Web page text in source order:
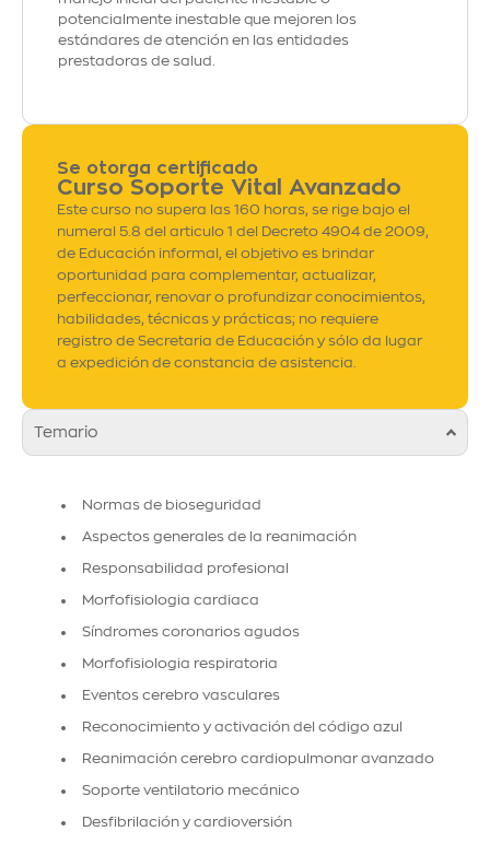
potencialmente inestable que mejoren los
estándares de atención en las entidades
prestadoras de salud.
Se otorga certificado
Curso Soporte Vital Avanzado
Este curso no supera las 160 horas, se rige bajo el
numeral 5.8 del articulo 1 del Decreto 4904 de 2009,
de Educación informal, el objetivo es brindar
oportunidad para complementar, actualizar,
perfeccionar, renovar o profundizar conocimientos,
habilidades, técnicas y prácticas; no requiere
registro de Secretaria de Educación y sólo da lugar
a expedición de constancia de asistencia.
Temario
Normas de bioseguridad
Aspectos generales de la reanimación
Responsabilidad profesional
Morfofisiologia cardiaca
Síndromes coronarios agudos
Morfofisiologia respiratoria
Eventos cerebro vasculares
Reconocimiento y activación del código azul
Reanimación cerebro cardiopulmonar avanzado
Soporte ventilatorio mecánico
Desfibrilación y cardioversión